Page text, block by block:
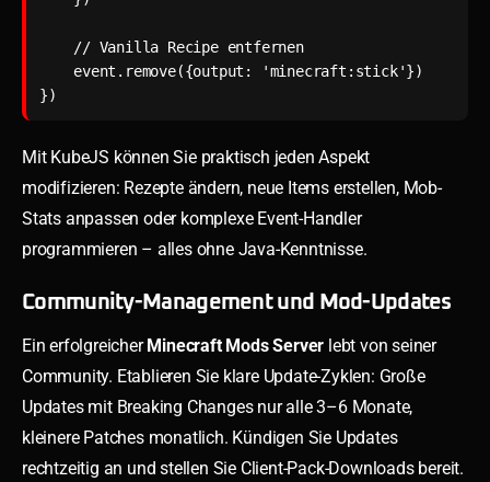
})
Mit KubeJS können Sie praktisch jeden Aspekt
modifizieren: Rezepte ändern, neue Items erstellen, Mob-
Stats anpassen oder komplexe Event-Handler
programmieren – alles ohne Java-Kenntnisse.
Community-Management und Mod-Updates
Ein erfolgreicherMinecraft Mods Server lebt von seiner
Community. Etablieren Sie klare Update-Zyklen: Große
Updates mit Breaking Changes nur alle 3–6 Monate,
kleinere Patches monatlich. Kündigen Sie Updates
rechtzeitig an und stellen Sie Client-Pack-Downloads bereit.